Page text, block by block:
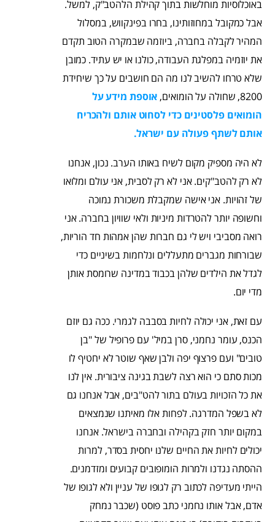
באוכלוסיות מוחלשות בתוך קהילת הלהטב"ק, למשל.
אבל כמקובל במחוזותינו, בחרו בפינקווש, במסלול
המהיר לקבלה בחברה, ביוזמה שבמקרה הטוב תקדם
את יוזמיה במפלגת העבודה, כולנו או יש עתיד. כמובן
שלא טרחו להשיב לנו מה הם חושבים על כך שיחידת
8200, שחולה על הומואים,
אוספת מידע על
הומואים פלסטינים כדי לסחוט אותם ולהכריח
אותם לשתף פעולה עם ישראל.
לא היה מספיק מקום לשיח באותו הערב. נכון, אנחנו
לא רק להטב"קים. אני לא רק לסבית, אני עולם ומלואו
של זהויות. אני אישה שמקבלת משכורת נמוכה
וחשופה יותר להטרדות מיניות ולאי שוויון בחברה. אני
רואה מסביבי ויש לי גם חברות שהן אמהות חד הוריות,
שבורחות מגברים מתעללים ונלחמות בשיניים כדי
לגדל את הילדים שלהן בכבוד במדינה שרומסת אותן
מדי יום.
עם זאת, אני יכולה לחיות בסבבה לגמרי. ככה גם יוזם
הכנס, עומר נחמני, סרן במיל' עם פרופיל של "בן
טובים" ועם פרצוף יפה ולבן שאף שוטר לא יחטיף לו
מכות סתם כי הוא רצה לשבת בגינה ציבורית. אין לנו
את כל הזכויות בעולם בתור להט"בים, אבל אנחנו גם
לא בשפל המדרגה. לפחות אלו מאיתנו שנמצאים
במקום יותר חזק בקהילה ובחברה בישראל. אנחנו
יכולים לחיות את החיים שלנו יחסית בסדר, למרות
ההסתה נגדנו ולמרות הומופובים קבועים ומזדמנים.
הייתי מעדיפה לכתוב רק לגופו של עניין ולא לגופו של
אדם, אבל אותו נחמני כתב פוסט (שכבר נמחק